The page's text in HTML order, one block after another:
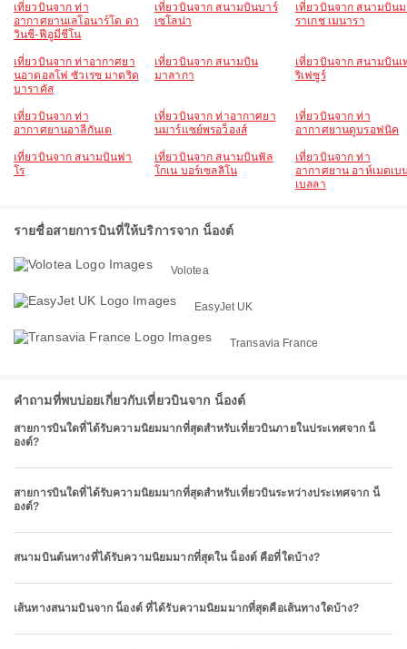
เที่ยวบินจาก ท่า
อากาศยานเลโอนาร์โด ดา
วินชี-ฟีอูมีชีโน
เที่ยวบินจาก สนามบินบาร์
เซโลน่า
เที่ยวบินจาก สนามบิน
ราเกช เมนารา
เที่ยวบินจาก ท่าอากาศยา
นอาดอลโฟ ซัวเรซ มาดริด
บาราคัส
เที่ยวบินจาก สนามบิน
มาลากา
เที่ยวบินจาก สนามบินเ
ริเฟซูร์
เที่ยวบินจาก ท่า
อากาศยานอาลีกันเต
เที่ยวบินจาก ท่าอากาศยา
นมาร์แซย์พรอว็องส์
เที่ยวบินจาก ท่า
อากาศยานดูบรอฟนิค
เที่ยวบินจาก สนามบินฟา
โร
เที่ยวบินจาก สนามบินฟัล
โกเน บอร์เซลลิโน
เที่ยวบินจาก ท่า
อากาศยาน อาห์เมดเบ
เบลลา
รายชื่อสายการบินที่ให้บริการจาก น็องต์
Volotea
EasyJet UK
Transavia France
คำถามที่พบบ่อยเกี่ยวกับเที่ยวบินจาก น็องต์
สายการบินใดที่ได้รับความนิยมมากที่สุดสำหรับเที่ยวบินภายในประเทศจาก น็
องต์?
สายการบินใดที่ได้รับความนิยมมากที่สุดสำหรับเที่ยวบินระหว่างประเทศจาก น็
องต์?
สนามบินต้นทางที่ได้รับความนิยมมากที่สุดใน น็องต์ คือที่ใดบ้าง?
เส้นทางสนามบินจาก น็องต์ ที่ได้รับความนิยมมากที่สุดคือเส้นทางใดบ้าง?